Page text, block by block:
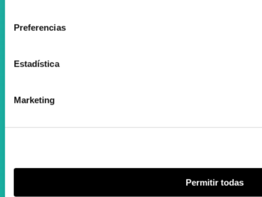
Preferencias
Estadística
Marketing
Permitir todas